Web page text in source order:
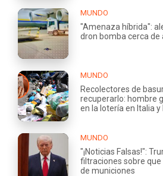
MUNDO
"Amenaza híbrida":
dron bomba cerca de
MUNDO
Recolectores de
recuperarlo: hombre
en la lotería en Italia
MUNDO
"¡Noticias Falsas!":
filtraciones sobre que
de municiones